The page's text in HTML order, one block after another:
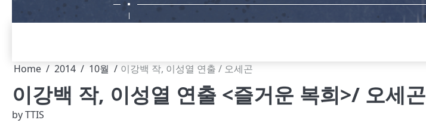
Home 2014 10월 이강백 작, 이성열 연출 / 오세곤
이강백 작, 이성열 연출 <즐거운 복희>/ 오세곤
byTTIS